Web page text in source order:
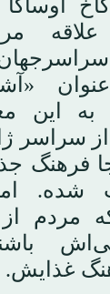
اوساکا
علاقه
این
سراسر
فرهنگ
شده.
مردم
غذایش.